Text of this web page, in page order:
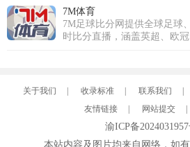
法考图书发行量已经突破一
一亿次 。
私募股权投资行业和新商业
中网拥有商业深度、商业故
育、5G、汽车、消费、人工
百科等多个频道和品牌栏目
相，关注商业进化，服务创
7M体育
7M足球比分网提供全球足球
时比分直播，涵盖英超、欧
关于我们 收录标准 联系我们
友情链接
网站提交
渝ICP备
本站内容及图片均来自网络，如